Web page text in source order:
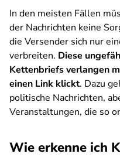
In den meisten Fällen
der Nachrichten keine
die Versender sich nur
verbreiten. Diese
Kettenbriefs verlangen
einen Link klickt. Dazu
politische Nachrichten,
Veranstaltungen, die so
Wie erkenne ich